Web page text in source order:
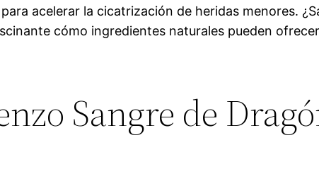
acelerar la cicatrización de heridas menores.
cómo ingredientes naturales pueden
Sangre de